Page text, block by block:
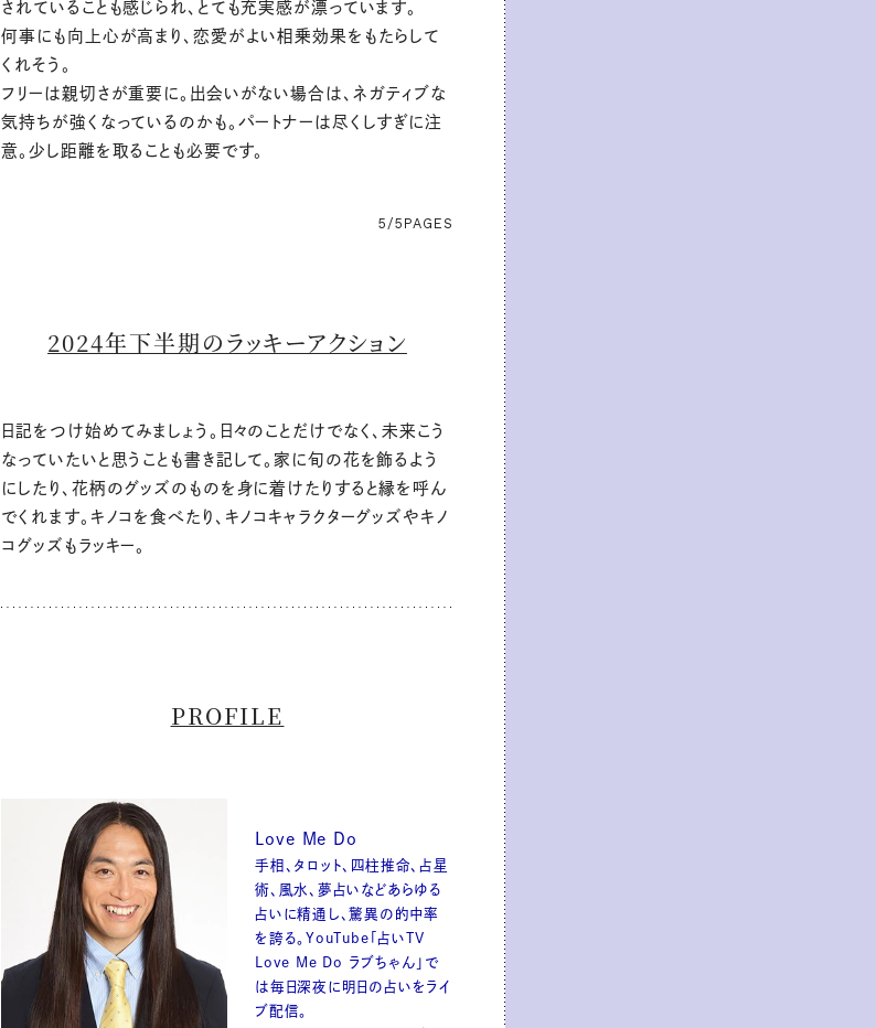
されていることも感じられ、とても充実感が漂っています。
何事にも向上心が高まり、恋愛がよい相乗効果をもたらして
くれそう。
フリーは親切さが重要に。出会いがない場合は、ネガティブな
気持ちが強くなっているのかも。パートナーは尽くしすぎに注
意。少し距離を取ることも必要です。
5/5 PAGES
2024年下半期のラッキーアクション
日記をつけ始めてみましょう。日々のことだけでなく、未来こう
なっていたいと思うことも書き記して。家に旬の花を飾るよう
にしたり、花柄のグッズのものを身に着けたりすると縁を呼ん
でくれます。キノコを食べたり、キノコキャラクターグッズやキノ
コグッズもラッキー。
PROFILE
Love Me Do
手相、タロット、四柱推命、占星
術、風水、夢占いなどあらゆる
占いに精通し、驚異の的中率
を誇る。YouTube「占いTV
Love Me Do ラブちゃん」で
は毎日深夜に明日の占いをライ
ブ配信。